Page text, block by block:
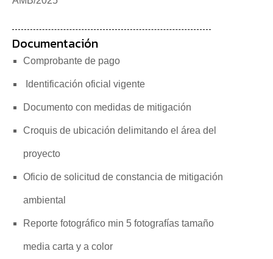
Documentación
Comprobante de pago
Identificación oficial vigente
Documento con medidas de mitigación
Croquis de ubicación delimitando el área del
proyecto
Oficio de solicitud de constancia de mitigación
ambiental
Reporte fotográfico min 5 fotografías tamaño
media carta y a color